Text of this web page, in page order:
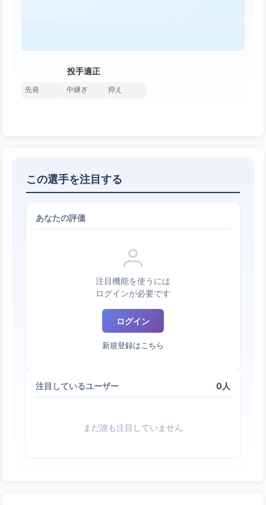
投手適正
先発 中継ぎ 抑え
この選手を注目する
あなたの評価
注目機能を使うには
ログインが必要です
ログイン
新規登録はこちら
注目しているユーザー 0人
まだ誰も注目していません